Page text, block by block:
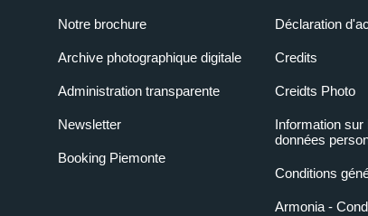
Notre brochure
Archive photographique digitale
Administration transparente
Newsletter
Booking Piemonte
Déclaration
Credits
Creidts Photo
Information sur
données
Conditions
Armonia -